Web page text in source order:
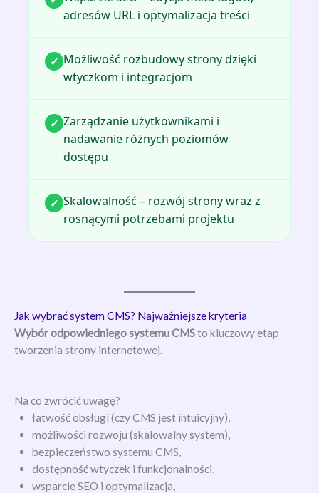
adresów URL i optymalizacja treści
✓ Możliwość rozbudowy strony dzięki
wtyczkom i integracjom
✓ Zarządzanie użytkownikami i
nadawanie różnych poziomów
dostępu
✓ Skalowalność – rozwój strony wraz z
rosnącymi potrzebami projektu
Jak wybrać system CMS? Najważniejsze kryteria
Wybór odpowiedniego systemu CMSto kluczowy etap
tworzenia strony internetowej.
Na co zwrócić uwagę?
łatwość obsługi (czy CMS jest intuicyjny),
możliwości rozwoju (skalowalny system),
bezpieczeństwo systemu CMS,
dostępność wtyczek i funkcjonalności,
wsparcie SEO i optymalizacja,